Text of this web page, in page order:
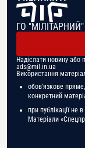
ГО "МІЛІТАРНИЙ"
Надіслати новину або
ads@mil.in.ua
Використання
обов'язкове
конкретний
при публікації не
Матеріали